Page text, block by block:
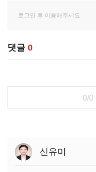
댓글 0
0/0
신유미